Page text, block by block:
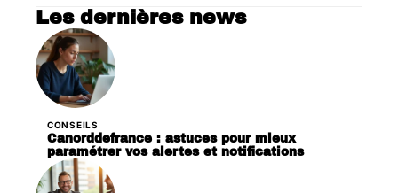
Les dernières news
CONSEILS
Canorddefrance : astuces pour mieux
paramétrer vos alertes et notifications